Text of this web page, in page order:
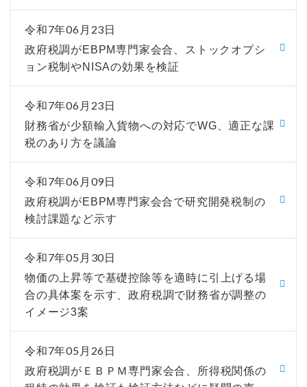
令和7年06月23日
政府税調がEBPM専門家会合、ストックオプシ
ョン税制やNISAの効果を検証
令和7年06月23日
財務省が少額輸入貨物への対応でWG、適正な課
税のあり方を議論
令和7年06月09日
政府税調がEBPM専門家会合で研究開発税制の
検討課題など示す
令和7年05月30日
物価の上昇等で基礎控除等を適時に引上げる場
合の具体案を示す、政府税調で財務省が調整の
イメージ3案
令和7年05月26日
政府税調がＥＢＰＭ専門家会合、所得税関係の